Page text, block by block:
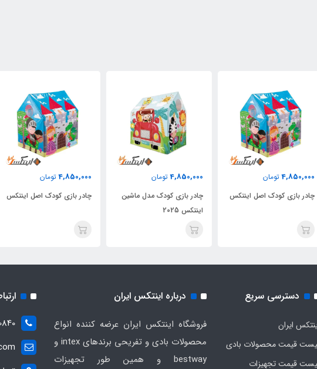
4,850,000 تومان
چادر بازی کودک اصل اینتکس
4,850,000 تومان
چادر بازی کودک مدل ماشین
اینتکس 2025
4,850,000 تومان
چادر بازی کودک اصل اینتکس
دسترسی سریع
ایران
قیمت محصولات بادی
قیمت تجهیزات
درباره اینتکس ایران
فروشگاه اینتکس ایران عرضه کننده انواع
محصولات بادی و تفریحی برندهای intex و
bestway و همین طور تجهیزات